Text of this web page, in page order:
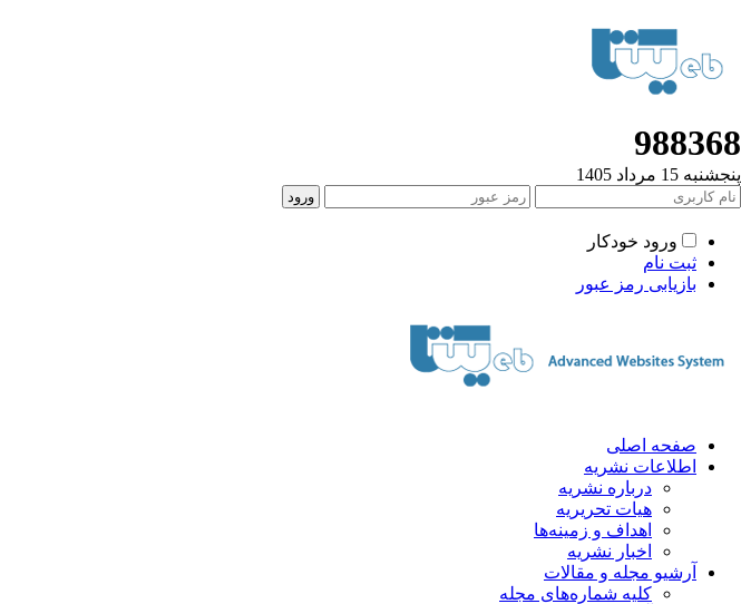
988368
پنجشنبه 15 مرداد 1405
ورود خودکار
ثبت نام
بازیابی رمز عبور
صفحه اصلی
اطلاعات نشریه
درباره نشریه
هیات تحریریه
اهداف و زمینه‌ها
اخبار نشریه
آرشیو مجله و مقالات
کلیه شماره‌های مجله